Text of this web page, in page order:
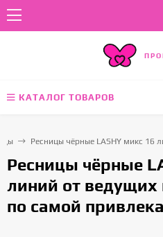
КАТАЛОГ ТОВАРОВ
Ресницы чёрные LASHY микс 16
Ресницы чёрные
линий от ведущих
по самой